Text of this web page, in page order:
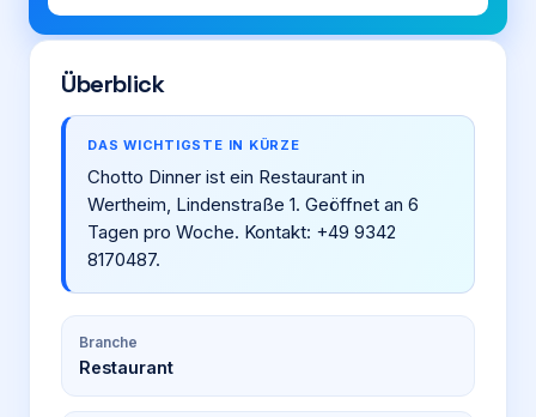
Überblick
DAS WICHTIGSTE IN KÜRZE
Chotto Dinner ist ein Restaurant in
Wertheim, Lindenstraße 1. Geöffnet an 6
Tagen pro Woche. Kontakt: +49 9342
8170487.
Branche
Restaurant